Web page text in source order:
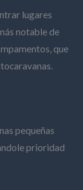
lugares
notable de
que
pequeñas
prioridad